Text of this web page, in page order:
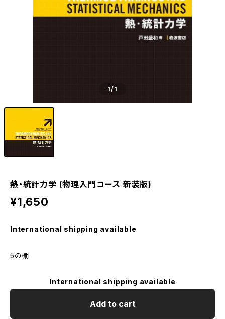
1/1
熱・統計力学 (物理入門コース 新装版)
¥1,650
International shipping available
5の棚
International shipping available
Add to cart